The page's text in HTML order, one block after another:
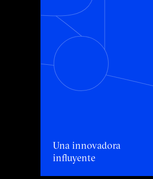
Una innovadora influyente
Una innovadora
influyente